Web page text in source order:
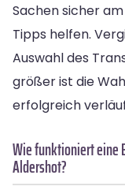
Sachen sicher
Tipps helfen.
Auswahl des
größer ist die
erfolgreich
Wie funktioniert eine
Aldershot?